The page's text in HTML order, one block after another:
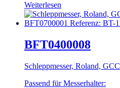
Weiterlesen
BFT0400008
Schleppmesser, Roland, GCC
Passend für Messerhalter: